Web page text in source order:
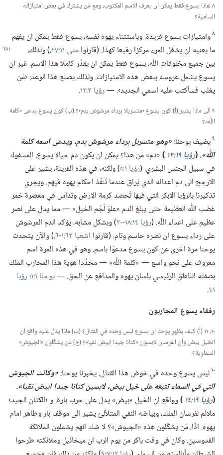
٨ لماذا يسوع فقط يمكن ان يعرف الاسم المكتوب،‏ ومع مَن يشترك في بعض امتيازاته
السامية؟‏
٨وامتيازات يسوع فريدة.‏ وباستثناء يهوه نفسه،‏ يسوع فقط يمكن ان يفهم
ما يعنيه ان يشغل المرءمركزا رفيعا كهذا.‏ (‏قارنوامتى ١١:‏٢٧
‏.‏)‏ ولذلك،‏
بين جميع مخلوقات اللّٰه،‏ يسوع فقط يمكن ان يقدِّر كاملا هذا الاسم.‏ غير ان
يسوع يشمل عروسه ببعض هذه الامتيازات.‏ ولذلك يصنع هذا الوعد:‏ ‹مَن
يغلب فسأكتب عليه اسمي الجديد›.‏ —‏رؤيا ٣:‏١٢ ‏.‏
٩ الى ماذا يشير (‏أ)‏ كون يسوع ‹متسربلا برداء مرشوش بدم›؟‏ (‏ب)‏ كون يسوع يدعى «كلمة
اللّٰه»؟‏
٩يضيف يوحنا:‏‏«وهو متسربل برداء مرشوش بدم،‏ ويدعى اسمه كلمة
اللّٰه».‏‏(‏رؤيا ١٩:‏١٣ ‏)‏«دم» مَن هذا؟‏ يمكن ان يكون دم حياة يسوع،‏ المسفوك
في سبيل الجنس البشري.‏ (‏رؤيا ١:‏٥
‏)‏ ولكنه،‏ في هذه القرينة،‏ يشير على
الارجح الى دم اعدائه الذي يُراق عندما تُنفَّذ احكام يهوه فيهم.‏ ويجري
تذكيرنا بالرؤيا الابكر التي فيها تُحصد كرمة الارض وتداس في معصرة خمر
غضب اللّٰه العظيمة حتى يبلغ الدم «علوّ لُجُم الخيل» —‏ مما يدل على نصر
عظيم على اعداء اللّٰه.‏ (‏رؤيا ١٤:‏​١٨-‏٢٠
‏)‏ وبشكل مشابه،‏ يؤكد الدم المرشوش
على رداء يسوع ان نصره حاسم وتام.‏ (‏قارنوا اشعيا ٦٣:‏​١-‏٦
‏.‏)‏ والآن يتحدث
يوحنا مرة اخرى عن كون يسوع مدعوّا باسم.‏ وهو في هذه المرة اسم
معروف على نحو واسع —‏ «كلمة اللّٰه» —‏ محدِّدا هوية هذا المحارب الملك
بصفته الناطق الرئيسي بلسان يهوه والمدافع عن الحق.‏ —‏يوحنا ١:‏١؛‏
رؤيا
١:‏١ ‏.‏
رفقاء يسوع المحاربون
١٠،‏ ١١ (‏أ)‏ كيف يظهر يوحنا ان يسوع ليس وحده في القتال؟‏ (‏ب)‏ ماذا يدل عليه واقع ان
الخيل بيض وأن الفرسان لابسون «كتانا جيدا ابيض نقيا»؟‏ (‏ج)‏ مَن يشكِّلون «الجيوش»
السماوية؟‏
١٠ليس يسوع وحده في خوض هذا القتال.‏ يخبرنا يوحنا:‏‏«وكانت الجيوش
التيفيالسماء تتبعه على خيل بيض،‏ لابسين كتانا جيدا ابيض نقيا».‏
‏(‏رؤيا ١٩:‏١٤ ‏)‏وواقع ان الخيل «بيض» يدل على حرب بارة.‏ و ‹الكتان الجيد›
ملائم لفرسان الملك،‏ وبياضه النقي المتلألئ يشير الى موقف بار وطاهر امام
يهوه.‏ اذًا،‏ مَن يشكِّلون هذه «الجيوش»؟‏ لا شك انهم يشملون الملائكة
القدوسين.‏ وكان في وقت باكر من يوم الرب ان ميخائيل وملائكته طرحوا